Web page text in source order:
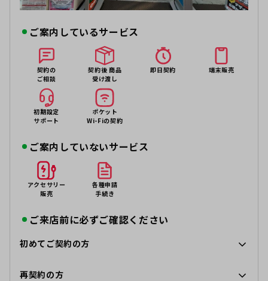
ご案内しているサービス
契約の
ご相談
契約後 商品
受け渡し
即日契約 端末販売
初期設定
サポート
ポケット
Wi-Fiの契約
ご案内していないサービス
アクセサリー
販売
各種申請
手続き
ご来店前に必ずご確認ください
初めてご契約の方
再契約の方